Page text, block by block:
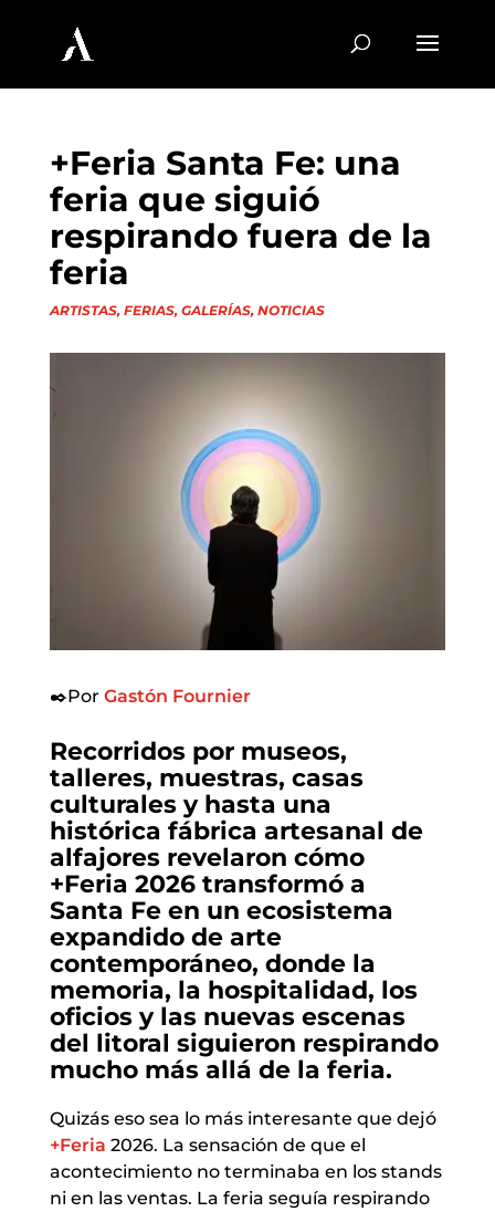
+Feria Santa Fe: una
feria que siguió
respirando fuera de la
feria
ARTISTAS, FERIAS, GALERÍAS, NOTICIAS
✒️Por Gastón Fournier
Recorridos por museos,
talleres, muestras, casas
culturales y hasta una
histórica fábrica artesanal de
alfajores revelaron cómo
+Feria 2026 transformó a
Santa Fe en un ecosistema
expandido de arte
contemporáneo, donde la
memoria, la hospitalidad, los
oficios y las nuevas escenas
del litoral siguieron respirando
mucho más allá de la feria.
Quizás eso sea lo más interesante que dejó
+Feria 2026. La sensación de que el
acontecimiento no terminaba en los stands
ni en las ventas. La feria seguía respirando